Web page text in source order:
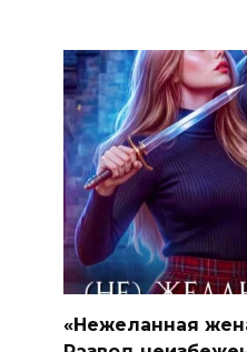
«Нежеланная